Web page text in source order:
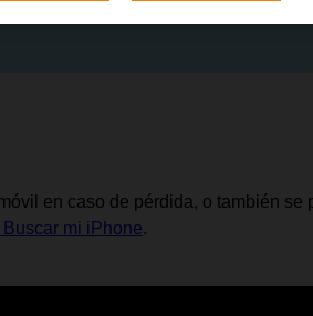
en caso de pérdida, o también se
Buscar mi iPhone.